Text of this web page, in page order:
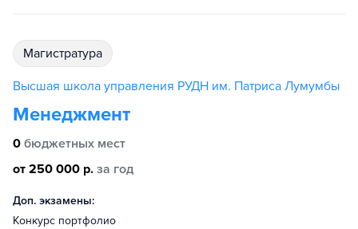
магистратура
Высшая школа управления РУДН им. Патриса Лумумбы
Менеджмент
0 бюджетных мест
от 250 000 р. за год
Доп. экзамены:
Конкурс портфолио